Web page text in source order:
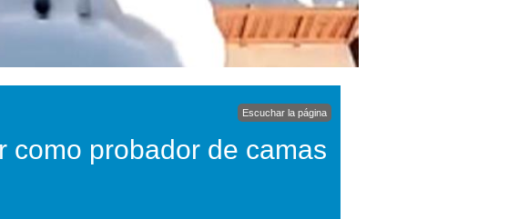
Escuchar la página
como probador de camas